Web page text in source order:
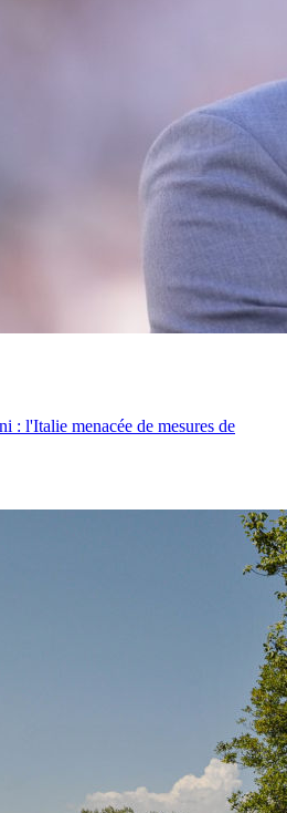
: l'Italie menacée de mesures de